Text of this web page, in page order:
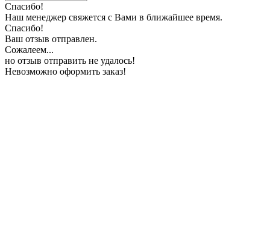
Спасибо!
Наш менеджер свяжется с Вами в ближайшее время.
Спасибо!
Ваш отзыв отправлен.
Сожалеем...
но отзыв отправить не удалось!
Невозможно оформить заказ!